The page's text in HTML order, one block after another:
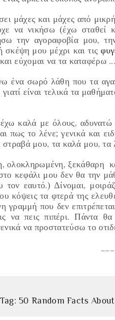
μάχες και μάχες από
να νικήσω (έχω σταθεί
την αγοραφοβίαμου,
σκέψη μου μέχρι και τις
εύχομαι να τα καταφέρω
ένα σωρό λάθη που τα
γιατί είναι τελικά τα
καλά με όλους, αδυνατώ
πως το λένε; γενικά και
στραβά μου, τα καλά μου, τα
ολοκληρωμένη, ξεκάθαρη
στο κεφάλι μου δεν θα
τον εαυτό.)Δίνομαι,
κόψεις τα φτερά της
γραμμή που δεν
να πεις πιπέρι.Πάντα θα
να προστατεύσω το
Tag: 50 Random Facts About